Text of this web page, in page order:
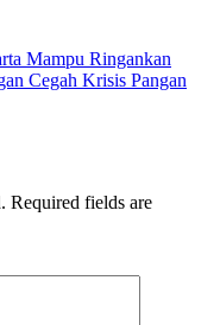
Mampu Ringankan
Cegah Krisis Pangan
Required fields are